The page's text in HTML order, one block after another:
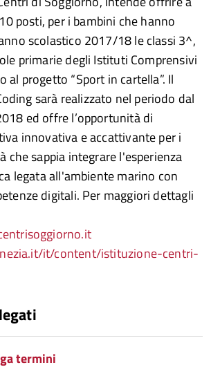
posti, per i bambini che hanno
scolastico 2017/18 le classi 3^,
primarie degli Istituti Comprensivi
al progetto “Sport in cartella”. Il
sarà realizzato nel periodo dal
ed offre l’opportunità di
innovativa e accattivante per i
che sappia integrare l'esperienza
legata all'ambiente marino con
digitali. Per maggiori dettagli
it/content/istituzione-centri-
termini